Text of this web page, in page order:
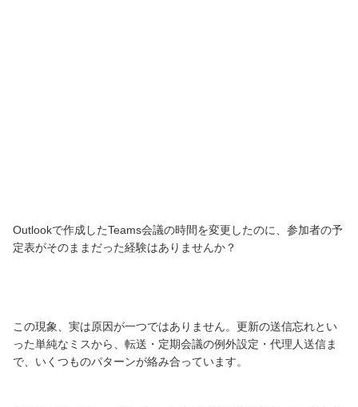
Outlookで作成したTeams会議の時間を変更したのに、参加者の予
定表がそのままだった経験はありませんか？
この現象、実は原因が一つではありません。更新の送信忘れとい
った単純なミスから、転送・定期会議の例外設定・代理人送信ま
で、いくつものパターンが絡み合っています。